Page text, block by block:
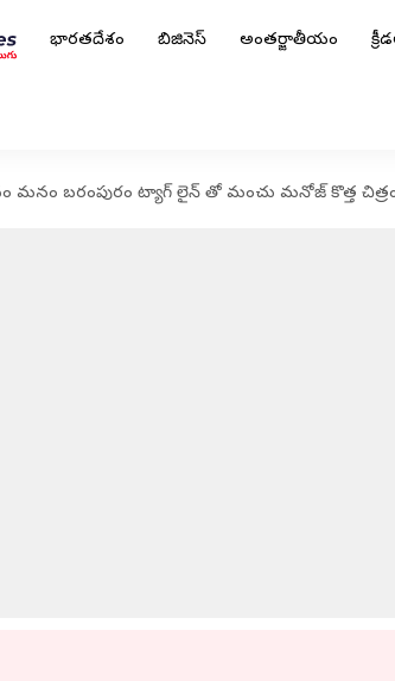
భారతదేశం బిజినెస్ అంతర్జాతీయం
మనం బరంపురం ట్యాగ్ లైన్ తో మంచు మనోజ్ కొత్త